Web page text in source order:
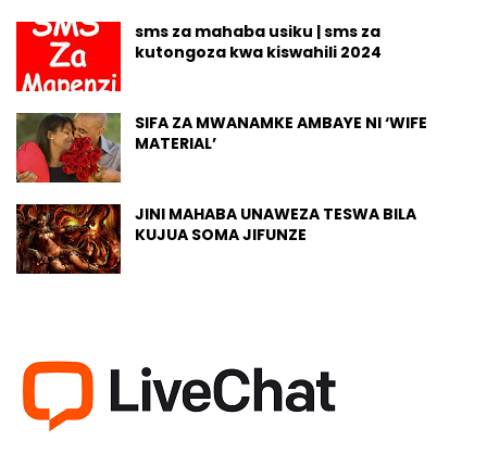
sms za mahaba usiku | sms za
kutongoza kwa kiswahili 2024
SIFA ZA MWANAMKE AMBAYE NI ‘WIFE
MATERIAL’
JINI MAHABA UNAWEZA TESWA BILA
KUJUA SOMA JIFUNZE